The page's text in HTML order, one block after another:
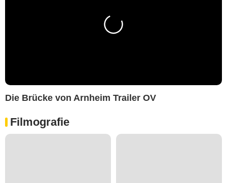
Die Brücke von Arnheim Trailer OV
Filmografie